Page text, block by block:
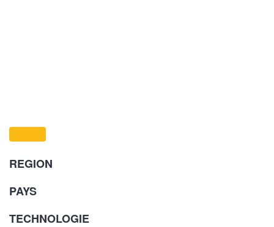
REGION
PAYS
TECHNOLOGIE